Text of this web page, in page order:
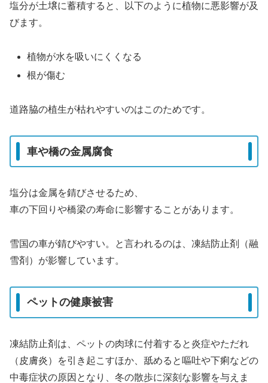
塩分が土壌に蓄積すると、以下のように植物に悪影響が及
びます。
植物が水を吸いにくくなる
根が傷む
道路脇の植生が枯れやすいのはこのためです。
車や橋の金属腐食
塩分は金属を錆びさせるため、
車の下回りや橋梁の寿命に影響することがあります。
雪国の車が錆びやすい。と言われるのは、凍結防止剤（融
雪剤）が影響しています。
ペットの健康被害
凍結防止剤は、ペットの肉球に付着すると炎症やただれ
（皮膚炎）を引き起こすほか、舐めると嘔吐や下痢などの
中毒症状の原因となり、冬の散歩に深刻な影響を与えま